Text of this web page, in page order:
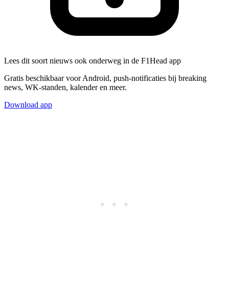
Lees dit soort nieuws ook onderweg in de F1Head app
Gratis beschikbaar voor Android, push-notificaties bij breaking
news, WK-standen, kalender en meer.
Download app